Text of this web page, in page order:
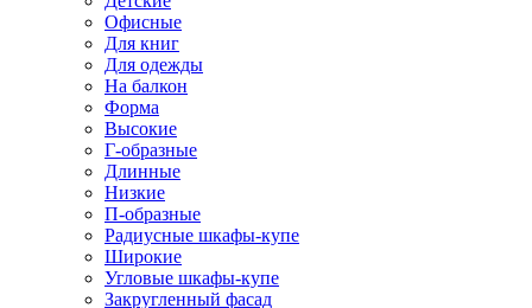
Офисные
Для книг
Для одежды
На балкон
Форма
Высокие
Г-образные
Длинные
Низкие
П-образные
Радиусные шкафы-купе
Широкие
Угловые шкафы-купе
Закругленный фасад